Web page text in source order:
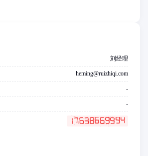
刘经理
heming@ruizhiqi.com
-
-